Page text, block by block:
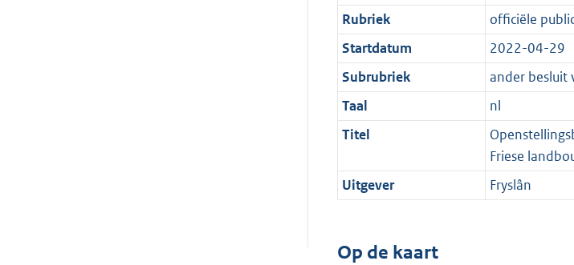
Rubriek
officiële
Startdatum
2022-04-29
Subrubriek
ander besluit
Taal
nl
Titel
Friese
Uitgever
Fryslân
Op de kaart